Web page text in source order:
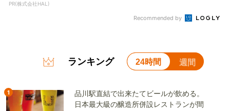
PR(株式会社HAL)
Recommended by
ランキング 24時間 週間
1
品川駅直結で出来たてビールが飲める。
日本最大級の醸造所併設レストランが間